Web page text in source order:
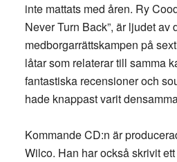
inte mattats med åren. Ry
Never Turn Back”, är ljudet av
medborgarrättskampen på
låtar som relaterar till samma
fantastiska recensioner och
hade knappast varit
Kommande CD:n är
Wilco. Han har också skrivit